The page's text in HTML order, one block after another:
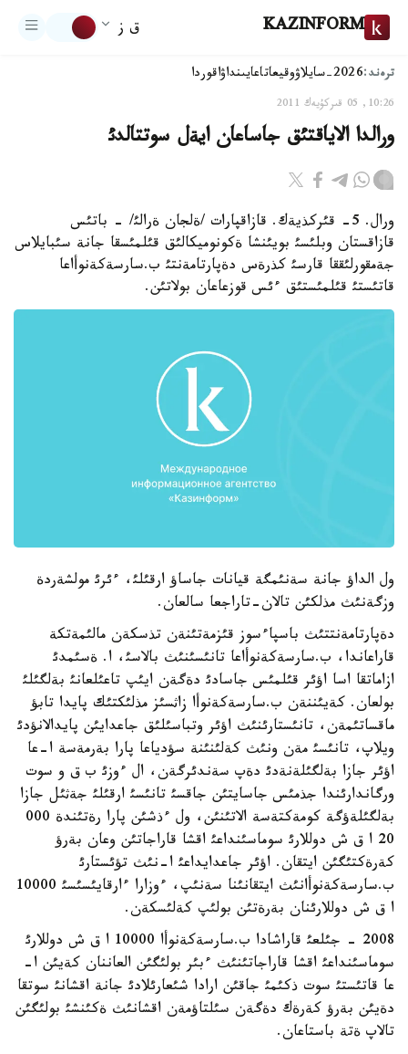
KAZINFORM ق ز
ترەند:2026-سايلاۋ وقيعاتاعايىنداۋاقوردا
10:26, 05 قىركۇيەك 2011
ورالدا الاياقتئق جاساعان ايةل سوتتالدئ
ورال. 5- قئركذيةك. قازاقپارات /ةلجان ةرالئ/ - باتئس
قازاقستان وبلئسئ بويئنشا ةكونوميكالئق قئلمئسقا جانة سئبايلاس
جةمقورلئققا قارسئ كذرةس دةپارتامةنتئ ب.سارسةكةنوأاعا
قاتئستئ قئلمئستئق ءئس قوزعاعان بولاتئن.
ول الداؤ جانة سةنئمگة قيانات جاساؤ ارقئلئ، ءئرئ مولشةردة
وزگةنئث مذلكئن تالان-تاراجعا سالعان.
دةپارتامةنتتئث باسپاءسوز قئزمةتئنةن تذسكةن مالئمةتكة
قاراعاندا، ب.سارسةكةنوأاعا تانئسئنئث بالاسئ، ا. ةسئمدئ
ازاماتقا اسا اؤئر قئلمئس جاسادئ دةگةن ايئپ تاعئلعانئ بةلگئلئ
بولعان. كةيئننةن ب.سارسةكةنوأا زاثسئز مذلئكتئك پايدا تابؤ
ماقساتئمةن، تانئستارئنئث اؤئر وتباسئلئق جاعدايئن پايدالانؤدئ
ويلاپ، تانئسئ مةن ونئث كةلئنئنة سؤدياعا پارا بةرمةسة ا-عا
اؤئر جازا بةلگئلةنةدئ دةپ سةندئرگةن، ال ءوزئ ب ق و سوت
ورگاندارئندا جذمئس جاسايتئن جاقسئ تانئسئ ارقئلئ جةثئل جازا
بةلگئلةؤگة كومةكتةسة الاتئنئن، ول ءذشئن پارا رةتئندة 000
20 ا ق ش دوللارئ سوماسئنداعئ اقشا قاراجاتئن وعان بةرؤ
كةرةكتئگئن ايتقان. اؤئر جاعدايداعئ ا-نئث تؤئستارئ
ب.سارسةكةنوأانئث ايتقانئنا سةنئپ، ءوزارا ءارقايئسئسئ 10000
ا ق ش دوللارئنان بةرةتئن بولئپ كةلئسكةن.
2008 - جئلعئ قاراشادا ب.سارسةكةنوأا 10000 ا ق ش دوللارئ
سوماسئنداعئ اقشا قاراجاتئنئث ءبئر بولئگئن العاننان كةيئن ا-
عا قاتئستئ سوت ذكئمئ جاقئن ارادا شئعارئلادئ جانة اقشانئ سوتقا
دةيئن بةرؤ كةرةك دةگةن سئلتاؤمةن اقشانئث ةكئنشئ بولئگئن
تالاپ ةتة باستاعان.